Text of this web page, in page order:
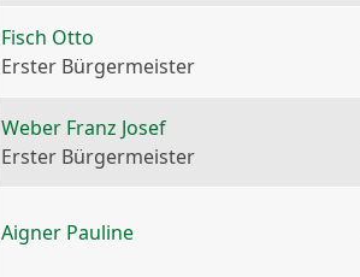
Fisch Otto
Erster Bürgermeister
Weber Franz Josef
Erster Bürgermeister
Aigner Pauline